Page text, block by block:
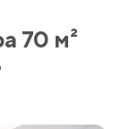
70 м²